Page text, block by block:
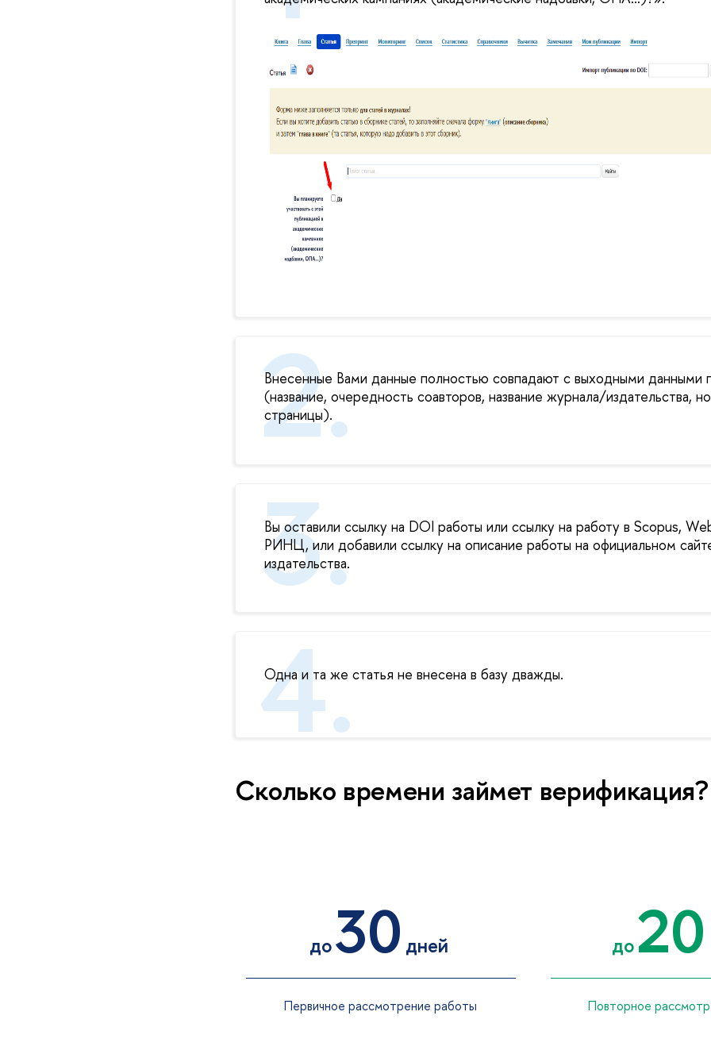
Внесенные Вами данные полностью совпадают с выходными данными
(название, очередность соавторов, название журнала/издательства,
страницы).
Вы оставили ссылку на DOI работы или ссылку на работу в Scopus,
РИНЦ, или добавили ссылку на описание работы на официальном
издательства.
Одна и та же статья не внесена в базу дважды.
Сколько времени займет верификация?
до30 дней
Первичное рассмотрение работы
до20
Повторное